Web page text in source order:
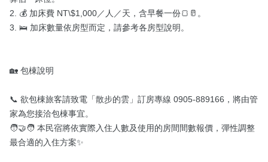
2. 💰 加床費 NT\$1,000／人／天，含早餐一份🍞🥛。
3. 🛌 加床數量依房型而定，請參考各房型說明。
🏡 包棟說明
📞 欲包棟旅客請致電「散步的雲」訂房專線 0905-889166，將由管
家為您接洽包棟事宜。
🧑‍🤝‍🧑 本民宿將依實際入住人數及使用的房間間數報價，彈性調整
最合適的入住方案✨